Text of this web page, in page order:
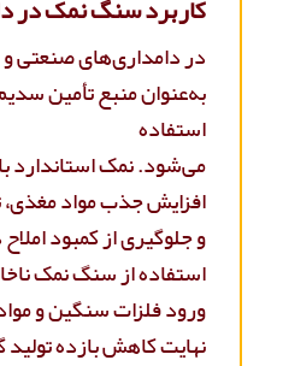
کاربرد سنگ نمک در
در دامداری‌های صنعتی
به‌عنوان منبع تأمین
استفاده
می‌شود. نمک استاندارد
افزایش جذب مواد مغذی،
و جلوگیری از کمبود
استفاده از سنگ نمک
ورود فلزات سنگین و
نهایت کاهش بازده